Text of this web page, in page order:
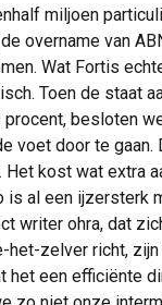
miljoen
overname van
Wat Fortis
Toen de staat
procent, besloten
voet door te gaan.
Het kost wat extra
is al een ijzersterk
writer ohra, dat
het-zelver richt,
het een efficiënte